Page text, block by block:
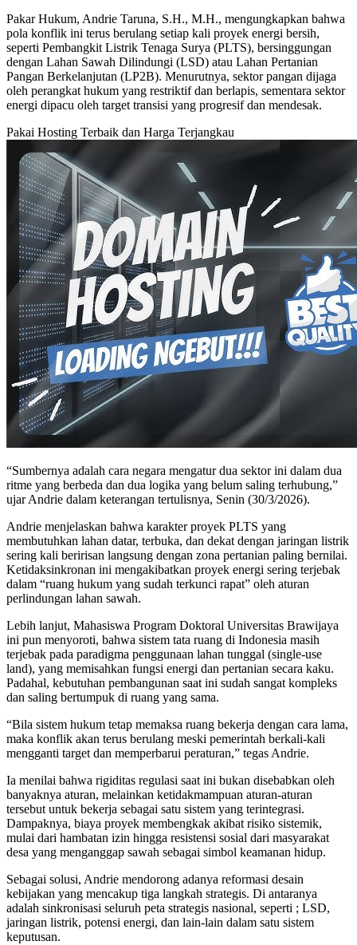
Pakar Hukum, Andrie Taruna, S.H., M.H., mengungkapkan bahwa
pola konflik ini terus berulang setiap kali proyek energi bersih,
seperti Pembangkit Listrik Tenaga Surya (PLTS), bersinggungan
dengan Lahan Sawah Dilindungi (LSD) atau Lahan Pertanian
Pangan Berkelanjutan (LP2B). Menurutnya, sektor pangan dijaga
oleh perangkat hukum yang restriktif dan berlapis, sementara sektor
energi dipacu oleh target transisi yang progresif dan mendesak.
Pakai Hosting Terbaik dan Harga Terjangkau
“Sumbernya adalah cara negara mengatur dua sektor ini dalam dua
ritme yang berbeda dan dua logika yang belum saling terhubung,”
ujar Andrie dalam keterangan tertulisnya, Senin (30/3/2026).
Andrie menjelaskan bahwa karakter proyek PLTS yang
membutuhkan lahan datar, terbuka, dan dekat dengan jaringan listrik
sering kali beririsan langsung dengan zona pertanian paling bernilai.
Ketidaksinkronan ini mengakibatkan proyek energi sering terjebak
dalam “ruang hukum yang sudah terkunci rapat” oleh aturan
perlindungan lahan sawah.
Lebih lanjut, Mahasiswa Program Doktoral Universitas Brawijaya
ini pun menyoroti, bahwa sistem tata ruang di Indonesia masih
terjebak pada paradigma penggunaan lahan tunggal (single-use
land), yang memisahkan fungsi energi dan pertanian secara kaku.
Padahal, kebutuhan pembangunan saat ini sudah sangat kompleks
dan saling bertumpuk di ruang yang sama.
“Bila sistem hukum tetap memaksa ruang bekerja dengan cara lama,
maka konflik akan terus berulang meski pemerintah berkali-kali
mengganti target dan memperbarui peraturan,” tegas Andrie.
Ia menilai bahwa rigiditas regulasi saat ini bukan disebabkan oleh
banyaknya aturan, melainkan ketidakmampuan aturan-aturan
tersebut untuk bekerja sebagai satu sistem yang terintegrasi.
Dampaknya, biaya proyek membengkak akibat risiko sistemik,
mulai dari hambatan izin hingga resistensi sosial dari masyarakat
desa yang menganggap sawah sebagai simbol keamanan hidup.
Sebagai solusi, Andrie mendorong adanya reformasi desain
kebijakan yang mencakup tiga langkah strategis. Di antaranya
adalah sinkronisasi seluruh peta strategis nasional, seperti ; LSD,
jaringan listrik, potensi energi, dan lain-lain dalam satu sistem
keputusan.